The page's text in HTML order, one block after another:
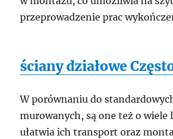
przeprowadzenie prac
ściany działowe
W porównaniu do
murowanych, są one też o wiele
ułatwia ich transport oraz